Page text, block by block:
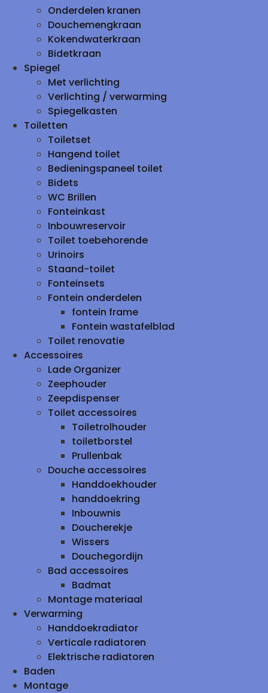
Onderdelen kranen
Douchemengkraan
Kokendwaterkraan
Bidetkraan
Spiegel
Met verlichting
Verlichting / verwarming
Spiegelkasten
Toiletten
Toiletset
Hangend toilet
Bedieningspaneel toilet
Bidets
WC Brillen
Fonteinkast
Inbouwreservoir
Toilet toebehorende
Urinoirs
Staand-toilet
Fonteinsets
Fontein onderdelen
fontein frame
Fontein wastafelblad
Toilet renovatie
Accessoires
Lade Organizer
Zeephouder
Zeepdispenser
Toilet accessoires
Toiletrolhouder
toiletborstel
Prullenbak
Douche accessoires
Handdoekhouder
handdoekring
Inbouwnis
Doucherekje
Wissers
Douchegordijn
Bad accessoires
Badmat
Montage materiaal
Verwarming
Handdoekradiator
Verticale radiatoren
Elektrische radiatoren
Baden
Montage